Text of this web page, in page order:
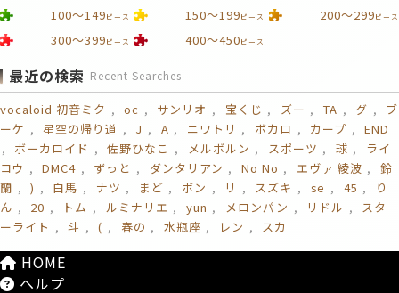
100～149ピース 150～199ピース 200～299ピース
300～399ピース 400～450ピース
最近の検索 Recent Searches
vocaloid 初音ミク oc サンリオ 宝くじ ズー TA グ
ブ
ーケ
星空の帰り道 J A ニワトリ ボカロ カープ
END
ボーカロイド
佐野ひなこ メルボルン スポーツ 球
ライ
コウ
DMC4 ずっと ダンタリアン No No エヴァ 綾波
鈴
蘭
) 白馬 ナツ まど ボン リ スズキ se 45
り
ん
20 トム ルミナリエ yun メロンパン リドル
スタ
ーライト
斗 ( 春の 水瓶座 レン スカ
HOME
ヘルプ